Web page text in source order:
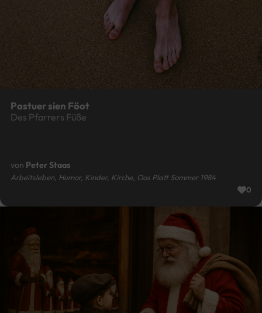
Pastuer sien Föot
Des Pfarrers Füße
von Peter Staas
Arbeitsleben, Humor, Kinder, Kirche, Oos Platt Sommer 1984
0